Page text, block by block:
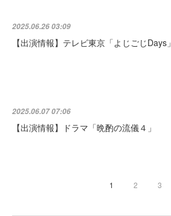
2025.06.26 03:09
【出演情報】テレビ東京「よじごじDays」
2025.06.07 07:06
【出演情報】ドラマ「晩酌の流儀４」
1 2 3